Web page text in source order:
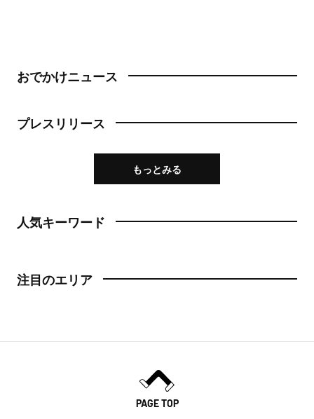
おでかけニュース
プレスリリース
もっとみる
人気キーワード
注目のエリア
PAGE TOP